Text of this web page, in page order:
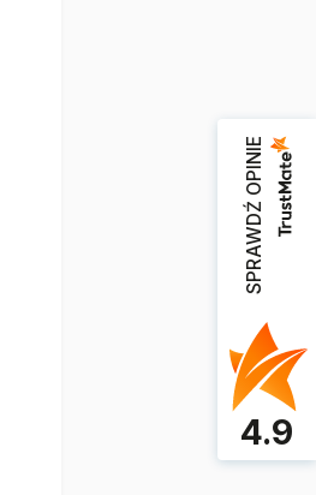
SPRAWDŹ OPINIE
4.9